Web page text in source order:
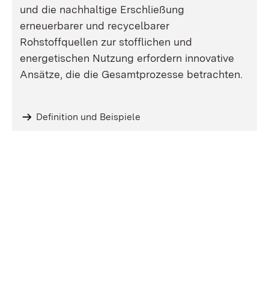
und die nachhaltige Erschließung
erneuerbarer und recycelbarer
Rohstoffquellen zur stofflichen und
energetischen Nutzung erfordern innovative
Ansätze, die die Gesamtprozesse betrachten.
Definition und Beispiele